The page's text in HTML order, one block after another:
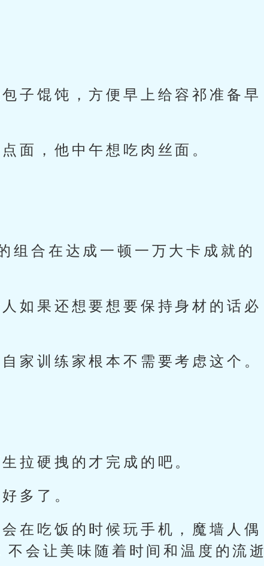
子馄饨，方便早上给容祁准备早
面，他中午想吃肉丝面。
组合在达成一顿一万大卡成就的
如果还想要想要保持身材的话必
家训练家根本不需要考虑这个。
拉硬拽的才完成的吧。
多了。
在吃饭的时候玩手机，魔墙人偶
会让美味随着时间和温度的流逝